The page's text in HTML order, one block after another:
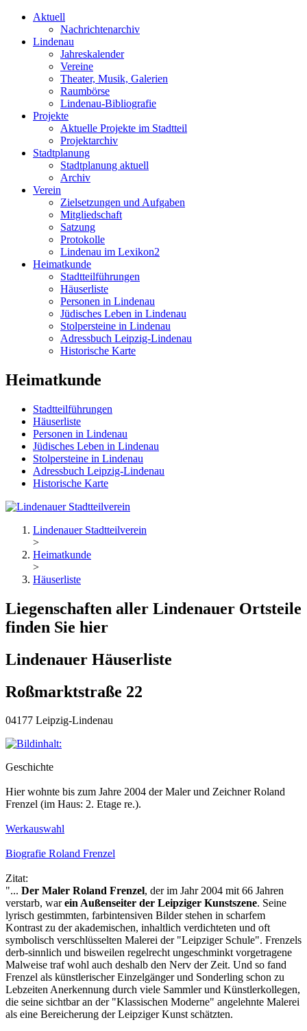
Aktuell
Nachrichtenarchiv
Lindenau
Jahreskalender
Vereine
Theater, Musik, Galerien
Raumbörse
Lindenau-Bibliografie
Projekte
Aktuelle Projekte im Stadtteil
Projektarchiv
Stadtplanung
Stadtplanung aktuell
Archiv
Verein
Zielsetzungen und Aufgaben
Mitgliedschaft
Satzung
Protokolle
Lindenau im Lexikon2
Heimatkunde
Stadtteilführungen
Häuserliste
Personen in Lindenau
Jüdisches Leben in Lindenau
Stolpersteine in Lindenau
Adressbuch Leipzig-Lindenau
Historische Karte
Heimatkunde
Stadtteilführungen
Häuserliste
Personen in Lindenau
Jüdisches Leben in Lindenau
Stolpersteine in Lindenau
Adressbuch Leipzig-Lindenau
Historische Karte
Lindenauer Stadtteilverein
>
Heimatkunde
>
Häuserliste
Liegenschaften aller Lindenauer Ortsteile
finden Sie hier
Lindenauer Häuserliste
Roßmarktstraße 22
04177 Leipzig-Lindenau
Geschichte
Hier wohnte bis zum Jahre 2004 der Maler und Zeichner Roland
Frenzel (im Haus: 2. Etage re.).
Werkauswahl
Biografie Roland Frenzel
Zitat:
"... Der Maler Roland Frenzel, der im Jahr 2004 mit 66 Jahren
verstarb, warein Außenseiter der Leipziger Kunstszene. Seine
lyrisch gestimmten, farbintensiven Bilder stehen in scharfem
Kontrast zu der akademischen, inhaltlich verdichteten und oft
symbolisch verschlüsselten Malerei der "Leipziger Schule". Frenzels
derb-sinnlich und bisweilen regelrecht ungeschminkt vorgetragene
Malweise traf wohl auch deshalb den Nerv der Zeit. Und so fand
Frenzel als künstlerischer Einzelgänger und Sonderling schon zu
Lebzeiten Anerkennung durch viele Sammler und Künstlerkollegen,
die seine sichtbar an der "Klassischen Moderne" angelehnte Malerei
als eine Bereicherung der Leipziger Kunst schätzten.